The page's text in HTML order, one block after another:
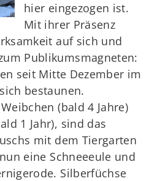
hier eingezogen ist.
Mit ihrer Präsenz
auf sich und
Publikumsmagneten:
seit Mitte Dezember im
bestaunen.
(bald 4 Jahre)
1 Jahr), sind das
mit dem Tiergarten
eine Schneeeule und
Silberfüchse